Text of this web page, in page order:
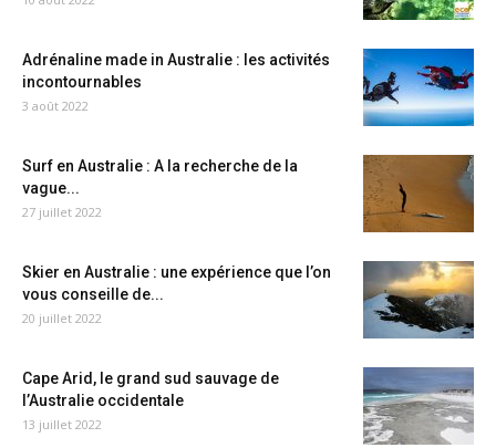
Adrénaline made in Australie : les activités
incontournables
3 août 2022
Surf en Australie : A la recherche de la
vague...
27 juillet 2022
Skier en Australie : une expérience que l’on
vous conseille de...
20 juillet 2022
Cape Arid, le grand sud sauvage de
l’Australie occidentale
13 juillet 2022